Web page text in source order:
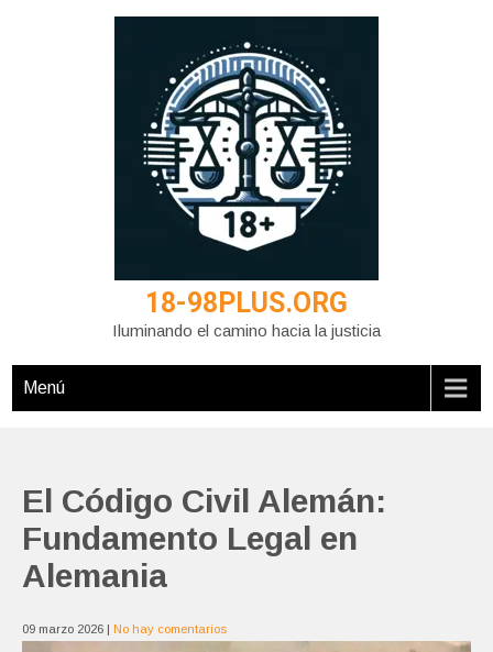
18-98PLUS.ORG
Iluminando el camino hacia la justicia
Menú
El Código Civil Alemán:
Fundamento Legal en
Alemania
09 marzo 2026 | No hay comentarios